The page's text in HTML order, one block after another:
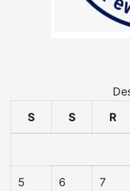
S
S R
5 6 7